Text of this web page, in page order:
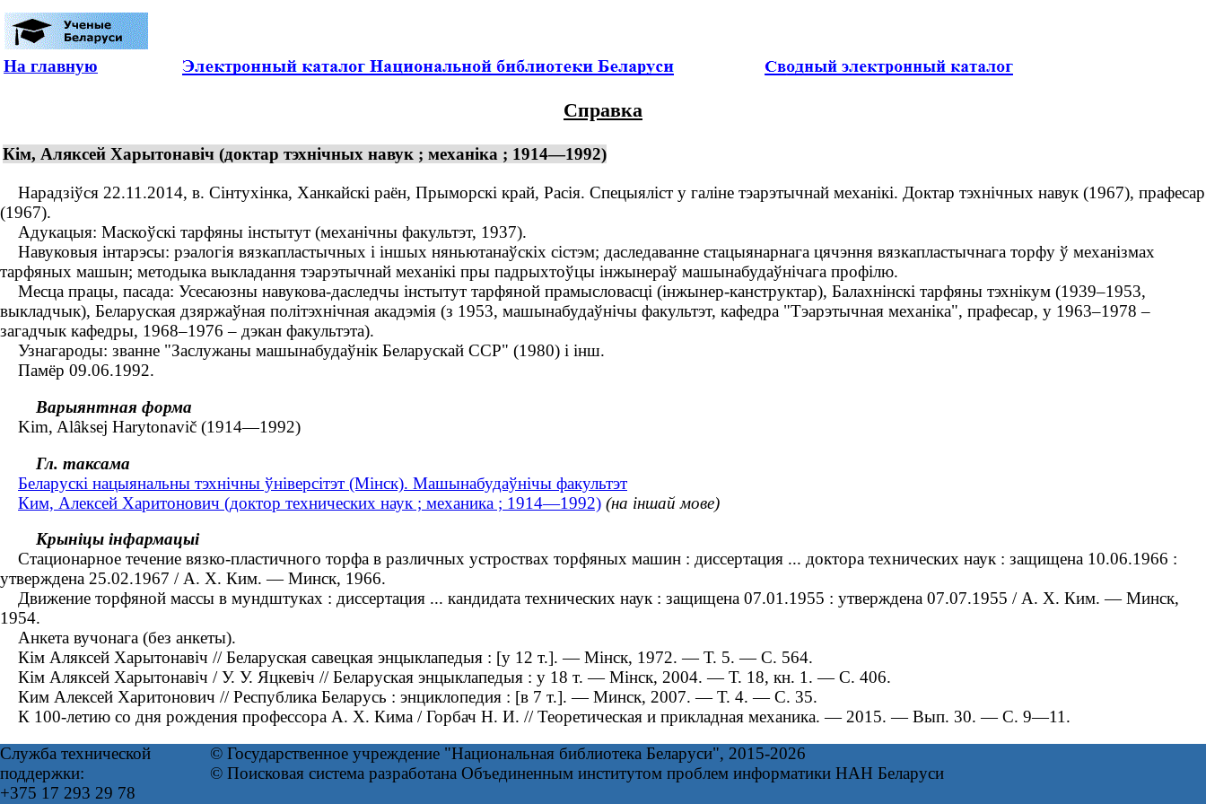
На главную
Справка
Кім, Аляксей Харытонавіч (доктар тэхнічных навук ; механіка ; 1914—1992)
Нарадзіўся 22.11.2014, в. Сінтухінка, Ханкайскі раён, Прыморскі край, Расія. Спецыяліст у галіне тэарэтычнай механікі. Доктар тэхнічных навук (1967), прафесар
(1967).
Адукацыя: Маскоўскі тарфяны інстытут (механічны факультэт, 1937).
Навуковыя інтарэсы: рэалогія вязкапластычных і іншых няньютанаўскіх сістэм; даследаванне стацыянарнага цячэння вязкапластычнага торфу ў механізмах
тарфяных машын; методыка выкладання тэарэтычнай механікі пры падрыхтоўцы інжынераў машынабудаўнічага профілю.
Месца працы, пасада: Усесаюзны навукова-даследчы інстытут тарфяной прамысловасці (інжынер-канструктар), Балахнінскі тарфяны тэхнікум (1939–1953,
выкладчык), Беларуская дзяржаўная політэхнічная акадэмія (з 1953, машынабудаўнічы факультэт, кафедра "Тэарэтычная механіка", прафесар, у 1963–1978 –
загадчык кафедры, 1968–1976 – дэкан факультэта).
Узнагароды: званне "Заслужаны машынабудаўнік Беларускай ССР" (1980) і інш.
Памёр 09.06.1992.
Варыянтная форма
Kim, Alâksej Harytonavič (1914—1992)
Гл. таксама
Беларускі нацыянальны тэхнічны ўніверсітэт (Мінск). Машынабудаўнічы факультэт
Ким, Алексей Харитонович (доктор технических наук ; механика ; 1914—1992) (на іншай мове)
Крыніцы інфармацыі
Стационарное течение вязко-пластичного торфа в различных устроствах торфяных машин : диссертация ... доктора технических наук : защищена 10.06.1966 :
утверждена 25.02.1967 / А. Х. Ким. — Минск, 1966.
Движение торфяной массы в мундштуках : диссертация ... кандидата технических наук : защищена 07.01.1955 : утверждена 07.07.1955 / А. Х. Ким. — Минск,
1954.
Анкета вучонага (без анкеты).
Кім Аляксей Харытонавіч // Беларуская савецкая энцыклапедыя : [у 12 т.]. — Мінск, 1972. — Т. 5. — С. 564.
Кім Аляксей Харытонавіч / У. У. Яцкевіч // Беларуская энцыклапедыя : у 18 т. — Мінск, 2004. — Т. 18, кн. 1. — С. 406.
Ким Алексей Харитонович // Республика Беларусь : энциклопедия : [в 7 т.]. — Минск, 2007. — Т. 4. — С. 35.
К 100-летию со дня рождения профессора А. Х. Кима / Горбач Н. И. // Теоретическая и прикладная механика. — 2015. — Вып. 30. — С. 9—11.
Служба технической
поддержки:
+375 17 293 29 78
© Государственное учреждение "Национальная библиотека Беларуси", 2015-2026
© Поисковая система разработана Объединенным институтом проблем информатики НАН Беларуси